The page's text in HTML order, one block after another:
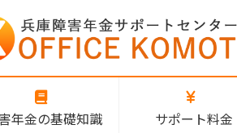
年金の基礎知識 サポート料金